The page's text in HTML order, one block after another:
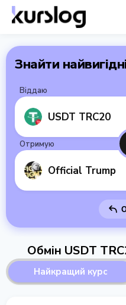
Знайти
Віддаю
USDT TRC20
Отримую
Official Trump
Обмін USDT
Найкращий курс